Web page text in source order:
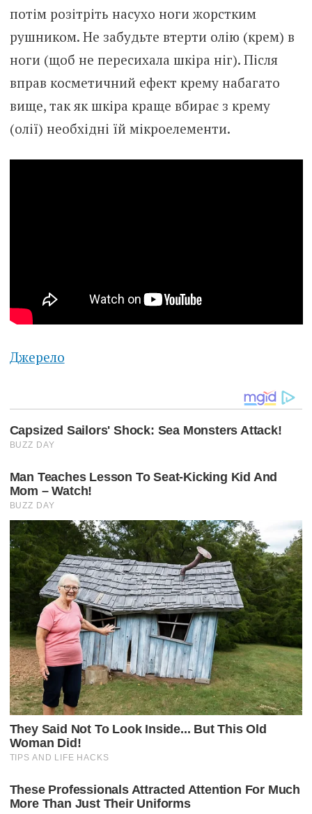
потім розітріть насухо ноги жорстким
рушником. Не забудьте втерти олію (крем) в
ноги (щоб не пересихала шкіра ніг). Після
вправ косметичний ефект крему набагато
вище, так як шкіра краще вбирає з крему
(олії) необхідні їй мікроелементи.
Джерело